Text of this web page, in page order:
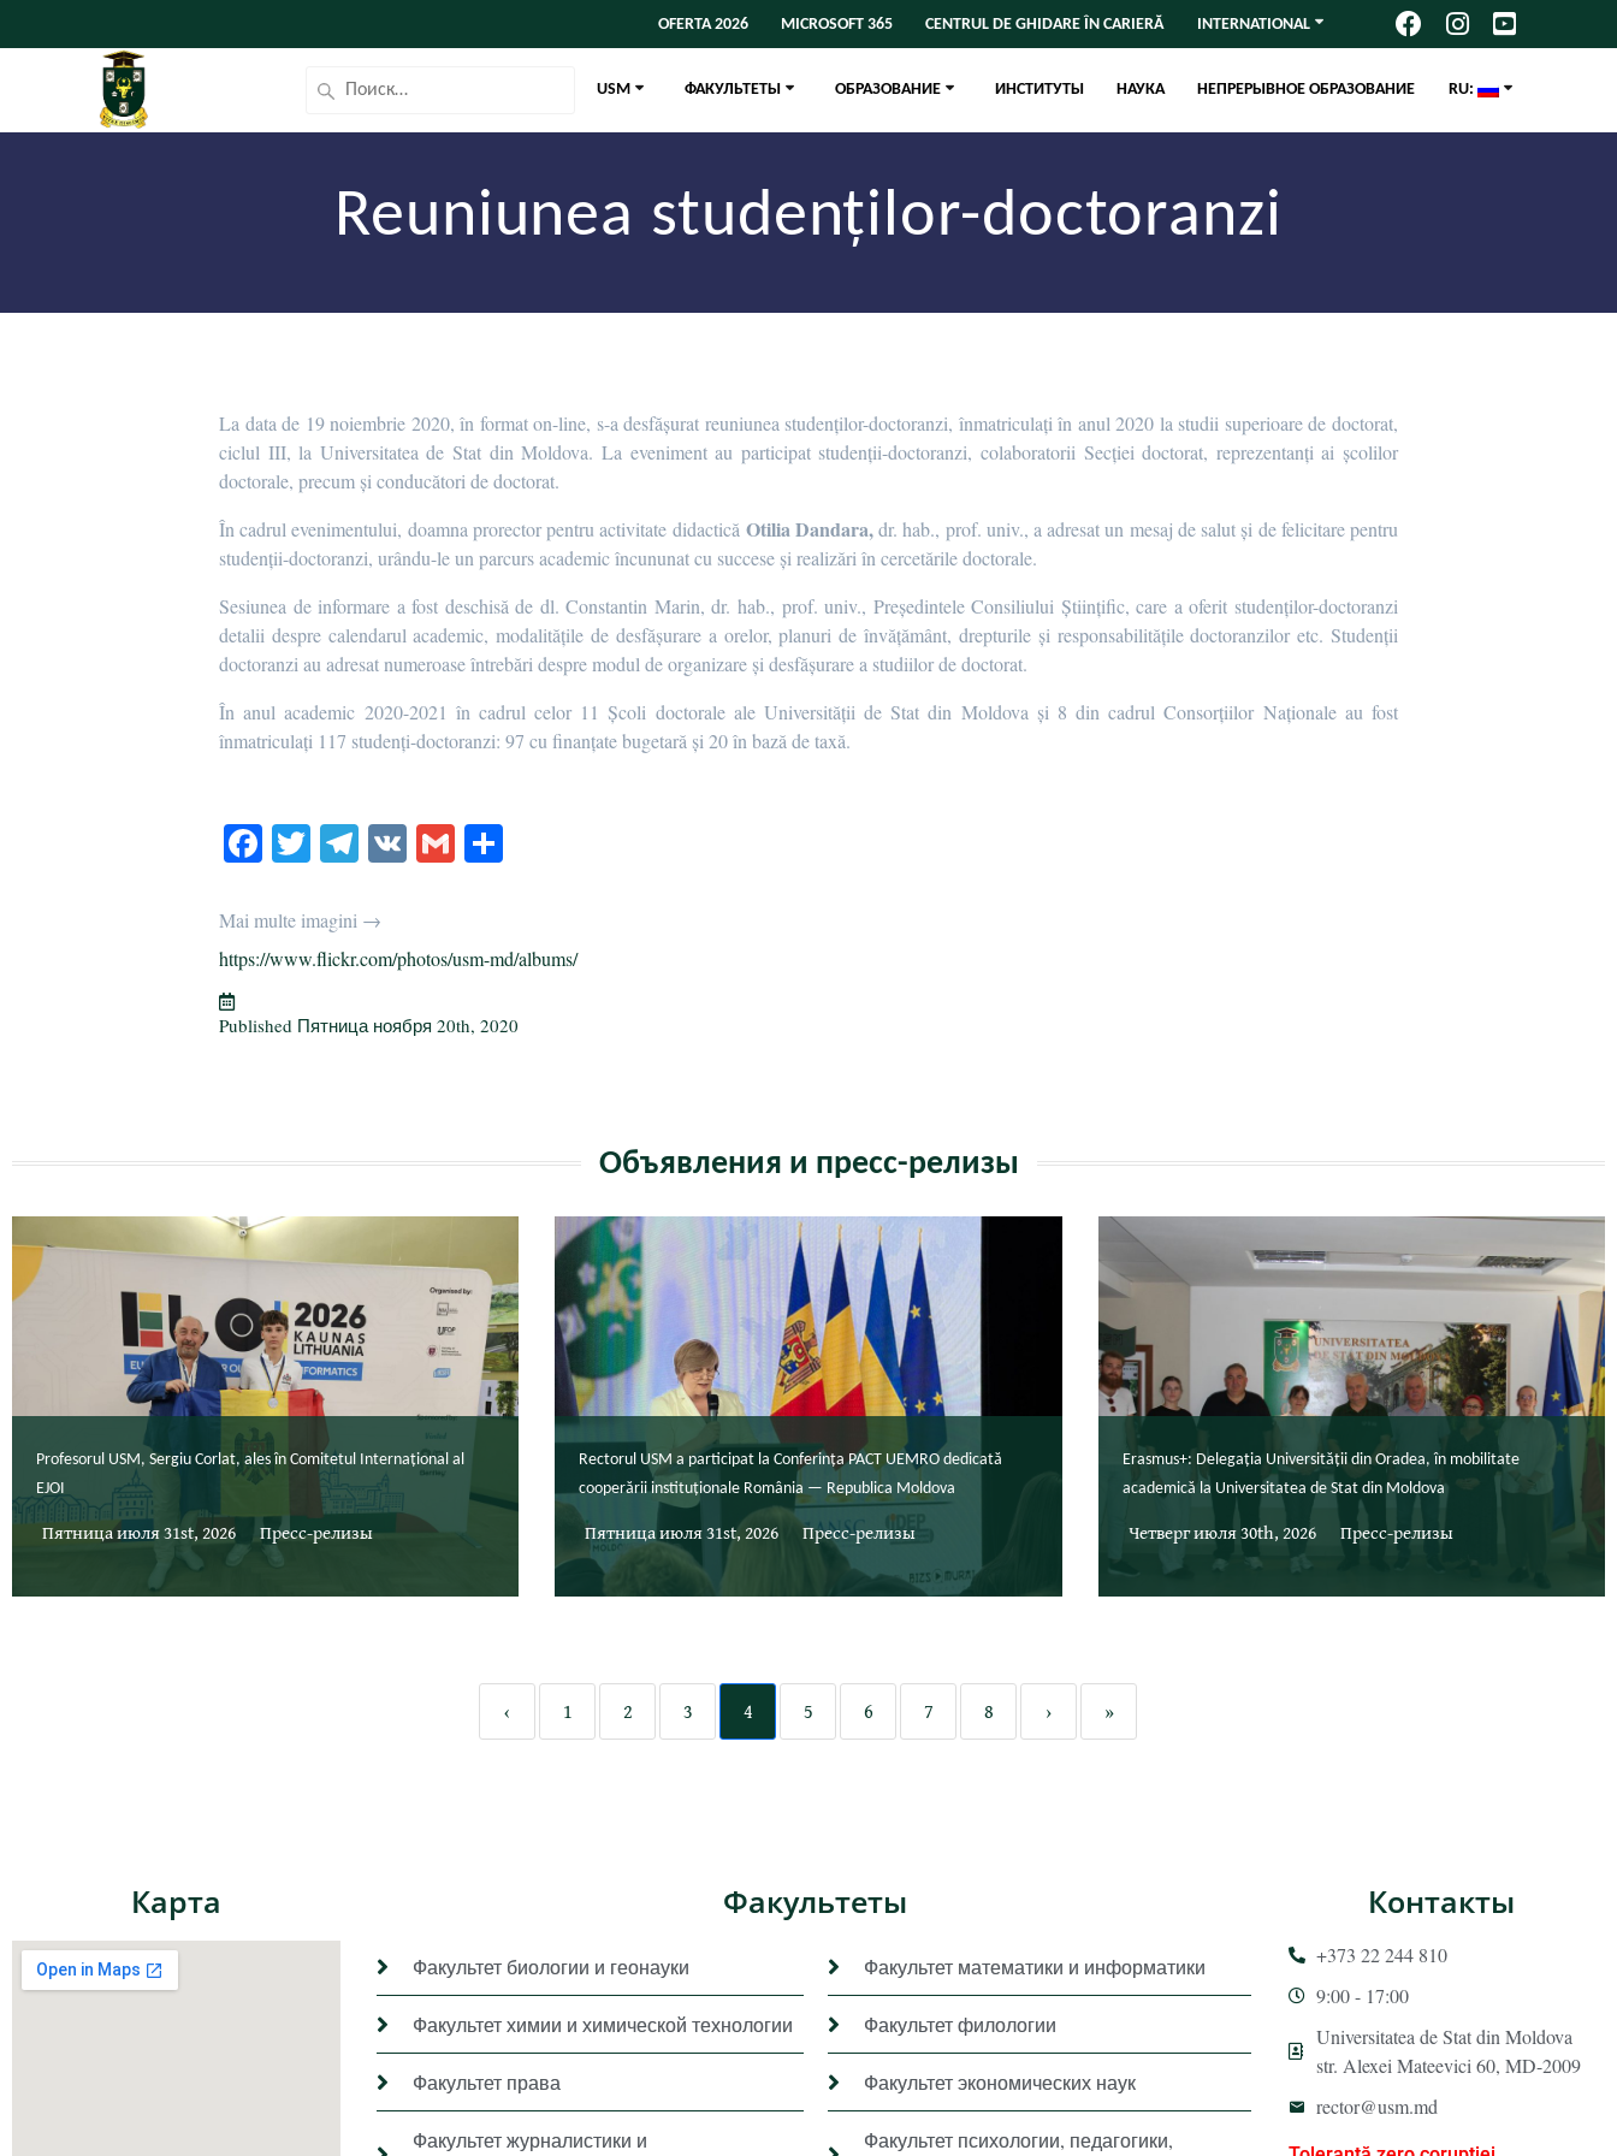
OFERTA 2026 MICROSOFT 365 CENTRUL DE GHIDARE ÎN CARIERĂ INTERNATIONAL
USM ФАКУЛЬТЕТЫ ОБРАЗОВАНИЕ ИНСТИТУТЫ НАУКА НЕПРЕРЫВНОЕ ОБРАЗОВАНИЕ RU:
Reuniunea studenților-doctoranzi
La data de 19 noiembrie 2020, în format on-line, s-a desfășurat reuniunea studenților-doctoranzi, înmatriculați în anul 2020 la studii superioare de doctorat,
ciclul III, la Universitatea de Stat din Moldova. La eveniment au participat studenții-doctoranzi, colaboratorii Secției doctorat, reprezentanți ai școlilor
doctorale, precum și conducători de doctorat.
În cadrul evenimentului, doamna prorector pentru activitate didactică Otilia Dandara,dr. hab., prof. univ., a adresat un mesaj de salut și de felicitare pentru
studenții-doctoranzi, urându-le un parcurs academic încununat cu succese și realizări în cercetările doctorale.
Sesiunea de informare a fost deschisă de dl. Constantin Marin, dr. hab., prof. univ., Președintele Consiliului Științific, care a oferit studenților-doctoranzi
detalii despre calendarul academic, modalitățile de desfășurare a orelor, planuri de învățământ, drepturile și responsabilitățile doctoranzilor etc. Studenții
doctoranzi au adresat numeroase întrebări despre modul de organizare și desfășurare a studiilor de doctorat.
În anul academic 2020-2021 în cadrul celor 11 Școli doctorale ale Universității de Stat din Moldova și 8 din cadrul Consorțiilor Naționale au fost
înmatriculați 117 studenți-doctoranzi: 97 cu finanțate bugetară și 20 în bază de taxă.
Fa
bo
ok
T
tte
r
Te
gr
a
V G
а
и
Mai multe imagini →
https://www.flickr.com/photos/usm-md/albums/
Published Пятница ноября 20th, 2020
Объявления и пресс-релизы
Profesorul USM, Sergiu Corlat, ales în Comitetul Internațional al
EJOI
Пятница июля 31st, 2026 Пресс-релизы
Rectorul USM a participat la Conferința PACT UEMRO dedicată
cooperării instituționale România — Republica Moldova
Пятница июля 31st, 2026 Пресс-релизы
Erasmus+: Delegația Universității din Oradea, în mobilitate
academică la Universitatea de Stat din Moldova
Четверг июля 30th, 2026 Пресс-релизы
‹ 1 2 3 4 5 6 7 8 › »
Карта Факультеты
Факультет биологии и геонауки
Факультет химии и химической технологии
Факультет права
Факультет журналистики и
Факультет математики и информатики
Факультет филологии
Факультет экономических наук
Факультет психологии, педагогики,
Контакты
+373 22 244 810
9:00 - 17:00
Universitatea de Stat din Moldova
str. Alexei Mateevici 60, MD-2009
rector@usm.md